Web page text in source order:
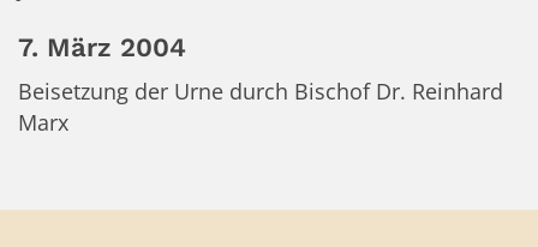
7. März 2004
Beisetzung der Urne durch Bischof Dr. Reinhard
Marx